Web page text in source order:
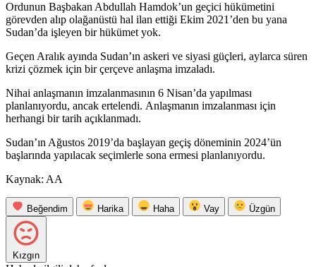
Ordunun Başbakan Abdullah Hamdok’un geçici hükümetini
görevden alıp olağanüstü hal ilan ettiği Ekim 2021’den bu yana
Sudan’da işleyen bir hükümet yok.
Geçen Aralık ayında Sudan’ın askeri ve siyasi güçleri, aylarca süren
krizi çözmek için bir çerçeve anlaşma imzaladı.
Nihai anlaşmanın imzalanmasının 6 Nisan’da yapılması
planlanıyordu, ancak ertelendi. Anlaşmanın imzalanması için
herhangi bir tarih açıklanmadı.
Sudan’ın Ağustos 2019’da başlayan geçiş döneminin 2024’ün
başlarında yapılacak seçimlerle sona ermesi planlanıyordu.
Kaynak: AA
Beğendim Harika Haha Vay Üzgün
Kızgın